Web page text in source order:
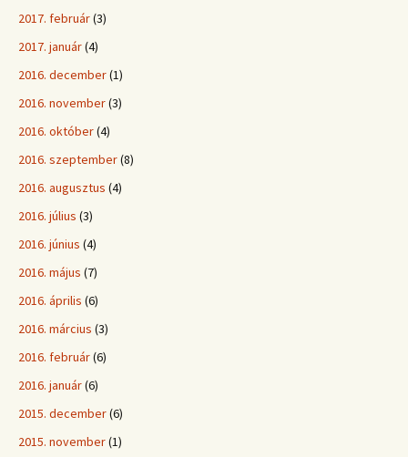
2017. február(3)
2017. január(4)
2016. december(1)
2016. november(3)
2016. október(4)
2016. szeptember(8)
2016. augusztus (4)
2016. július (3)
2016. június (4)
2016. május (7)
2016. április (6)
2016. március (3)
2016. február(6)
2016. január(6)
2015. december(6)
2015. november(1)